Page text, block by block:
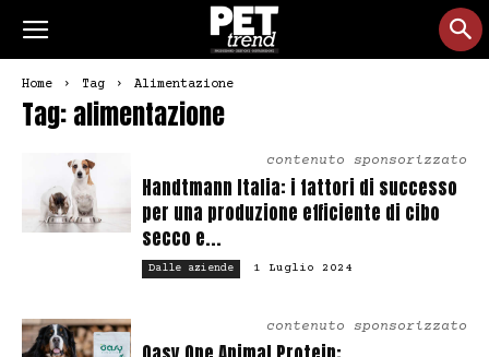
Home Tag Alimentazione
Tag: alimentazione
contenuto sponsorizzato
Handtmann Italia: i fattori di successo
per una produzione efficiente di cibo
secco e...
Dalle aziende 1 Luglio 2024
contenuto sponsorizzato